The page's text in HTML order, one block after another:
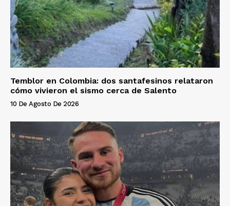
Temblor en Colombia: dos santafesinos relataron
cómo vivieron el sismo cerca de Salento
10 De Agosto De 2026